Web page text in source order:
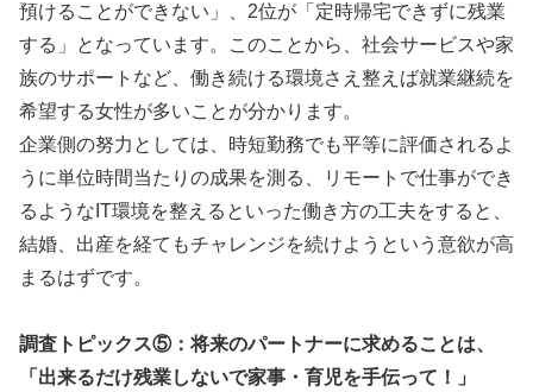
預けることができない」、2位が「定時帰宅できずに残業
する」となっています。このことから、社会サービスや家
族のサポートなど、働き続ける環境さえ整えば就業継続を
希望する女性が多いことが分かります。
企業側の努力としては、時短勤務でも平等に評価されるよ
うに単位時間当たりの成果を測る、リモートで仕事ができ
るようなIT環境を整えるといった働き方の工夫をすると、
結婚、出産を経てもチャレンジを続けようという意欲が高
まるはずです。
調査トピックス⑤：将来のパートナーに求めることは、
「出来るだけ残業しないで家事・育児を手伝って！」